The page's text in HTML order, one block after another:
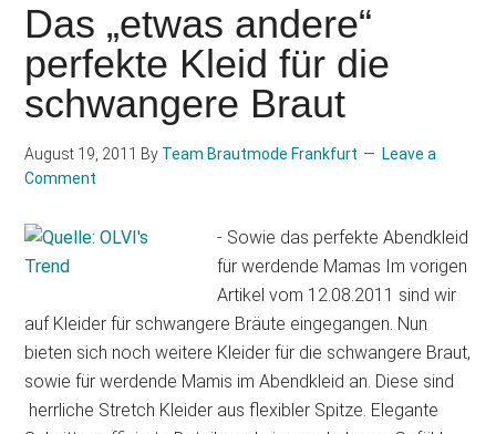
Das „etwas andere“
perfekte Kleid für die
schwangere Braut
August 19, 2011 By Team Brautmode Frankfurt
Leave a
Comment
- Sowie das perfekte Abendkleid
für werdende Mamas Im vorigen
Artikel vom 12.08.2011 sind wir
auf Kleider für schwangere Bräute eingegangen. Nun
bieten sich noch weitere Kleider für die schwangere Braut,
sowie für werdende Mamis im Abendkleid an. Diese sind
herrliche Stretch Kleider aus flexibler Spitze. Elegante